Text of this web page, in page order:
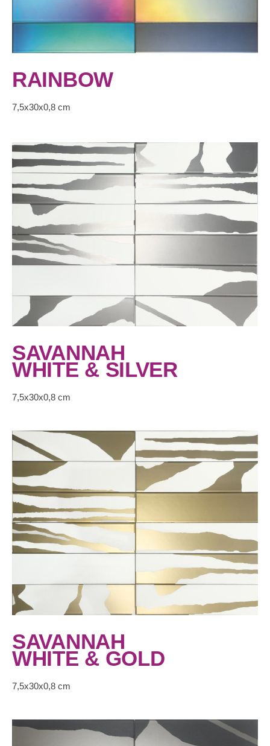
RAINBOW
7,5x30x0,8 cm
SAVANNAH
WHITE & SILVER
7,5x30x0,8 cm
SAVANNAH
WHITE & GOLD
7,5x30x0,8 cm